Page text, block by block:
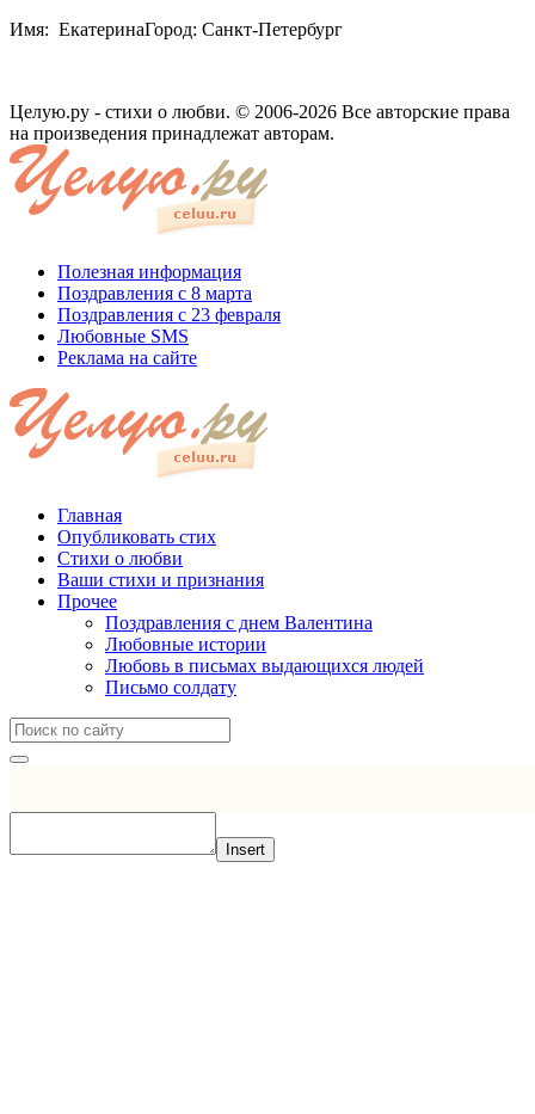
Имя: ЕкатеринаГород: Санкт-Петербург
Целую.ру - стихи о любви. © 2006-2026 Все авторские права
на произведения принадлежат авторам.
Полезная информация
Поздравления с 8 марта
Поздравления с 23 февраля
Любовные SMS
Реклама на сайте
Главная
Опубликовать стих
Стихи о любви
Ваши стихи и признания
Прочее
Поздравления с днем Валентина
Любовные истории
Любовь в письмах выдающихся людей
Письмо солдату
Insert